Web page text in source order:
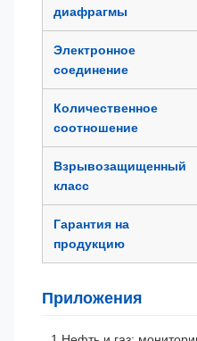
диафрагмы
Электронное
соединение
Количественное
соотношение
Взрывозащищенный
класс
Гарантия на
продукцию
Приложения